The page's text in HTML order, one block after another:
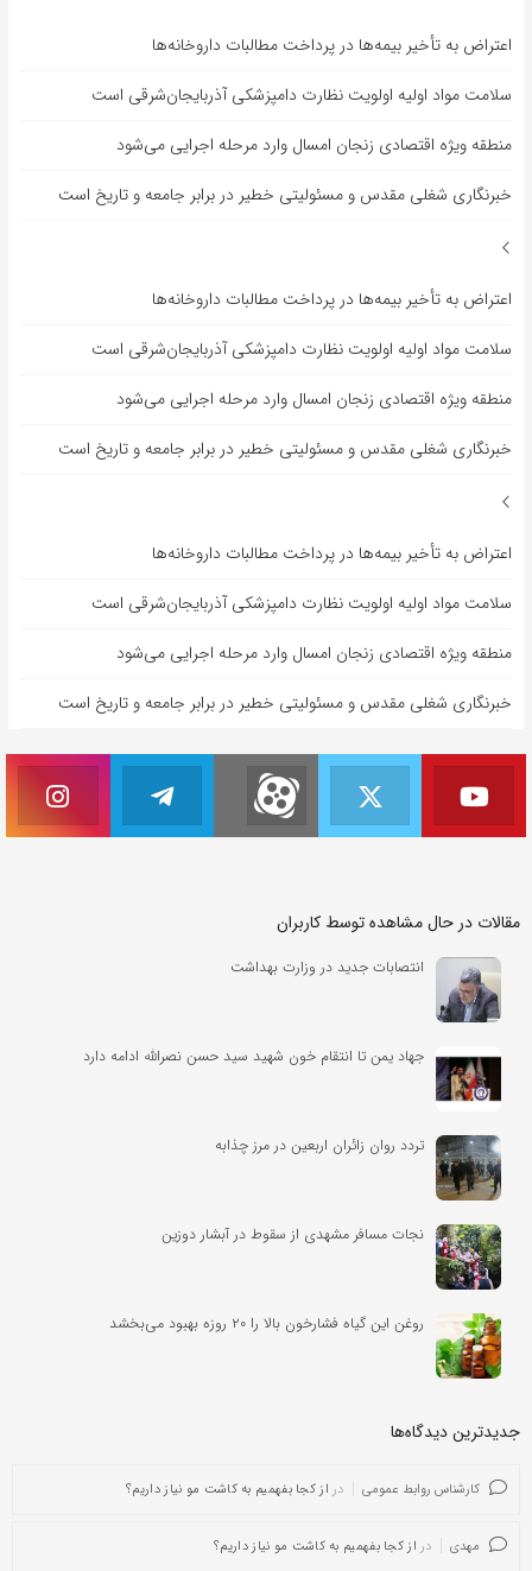
اعتراض به تأخیر بیمه‌ها در پرداخت مطالبات داروخانه‌ها
سلامت مواد اولیه اولویت نظارت دامپزشکی آذربایجان‌شرقی است
منطقه ویژه اقتصادی زنجان امسال وارد مرحله اجرایی می‌شود
خبرنگاری شغلی مقدس و مسئولیتی خطیر در برابر جامعه و تاریخ است
اعتراض به تأخیر بیمه‌ها در پرداخت مطالبات داروخانه‌ها
سلامت مواد اولیه اولویت نظارت دامپزشکی آذربایجان‌شرقی است
منطقه ویژه اقتصادی زنجان امسال وارد مرحله اجرایی می‌شود
خبرنگاری شغلی مقدس و مسئولیتی خطیر در برابر جامعه و تاریخ است
اعتراض به تأخیر بیمه‌ها در پرداخت مطالبات داروخانه‌ها
سلامت مواد اولیه اولویت نظارت دامپزشکی آذربایجان‌شرقی است
منطقه ویژه اقتصادی زنجان امسال وارد مرحله اجرایی می‌شود
خبرنگاری شغلی مقدس و مسئولیتی خطیر در برابر جامعه و تاریخ است
مقالات در حال مشاهده توسط کاربران
انتصابات جدید در وزارت بهداشت
جهاد یمن تا انتقام خون شهید سید حسن نصرالله ادامه دارد
تردد روان زائران اربعین در مرز چذابه
نجات مسافر مشهدی از سقوط در آبشار دوزین
روغن این گیاه فشارخون بالا را ۲۰ روزه بهبود می‌بخشد
جدیدترین دیدگاه‌‌ها
کارشناس روابط عمومی در از کجا بفهمیم به کاشت مو نیاز داریم؟
مهدی در از کجا بفهمیم به کاشت مو نیاز داریم؟